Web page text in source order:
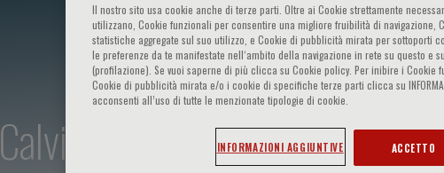
Calvin Chin
Il nostro sito usa cookie anche di terze parti. Oltre ai Cookie strettamente
utilizzano, Cookie funzionali per consentire una migliore fruibilità di navigazione,
statistiche aggregate sul suo utilizzo, e Cookie di pubblicità mirata per sottoporti
le preferenze da te manifestate nell‘ambito della navigazione in rete su questo e
(profilazione). Se vuoi saperne di più clicca su Cookie policy. Per inibire i Cookie
Cookie di pubblicità mirata e/o i cookie di specifiche terze parti clicca su
acconsenti all’uso di tutte le menzionate tipologie di cookie.
INFORMAZIONI AGGIUNTIVE ACCETTO